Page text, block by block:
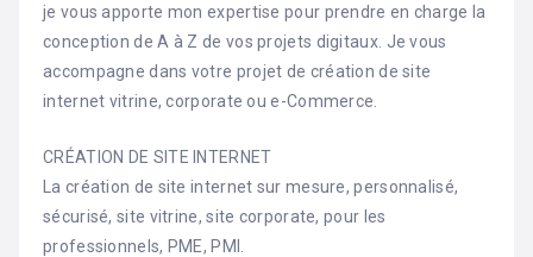
je vous apporte mon expertise pour prendre en charge la
conception de A à Z de vos projets digitaux. Je vous
accompagne dans votre projet de création de site
internet vitrine, corporate ou e-Commerce.
CRÉATION DE SITE INTERNET
La création de site internet sur mesure, personnalisé,
sécurisé, site vitrine, site corporate, pour les
professionnels, PME, PMI.